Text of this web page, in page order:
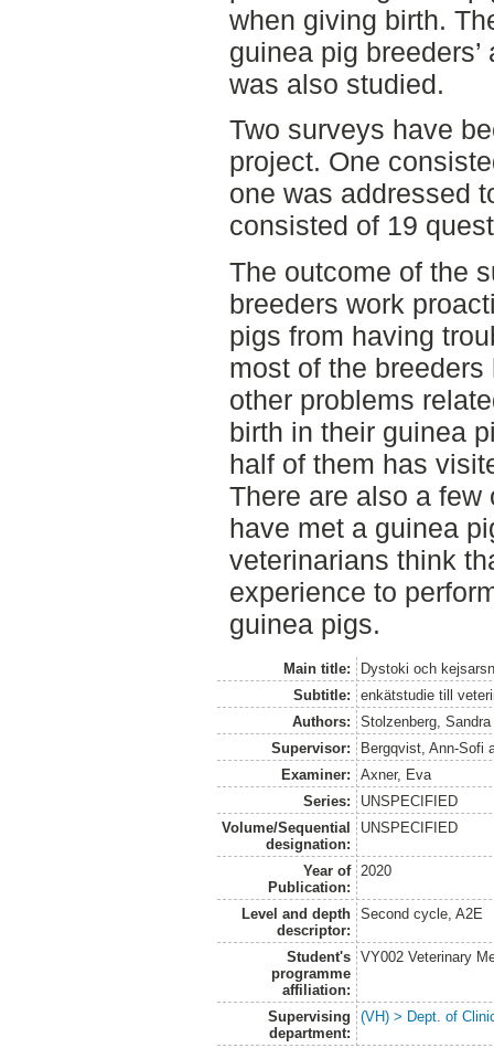
when giving birth.
guinea pig
was also studied.
Two surveys have
project. One
one was addressed
consisted of 19
The outcome of the
breeders work
pigs from having
most of the
other problems
birth in their guinea
half of them has
There are also a few
have met a guinea
veterinarians think
experience to
guinea pigs.
Main title:
Dystoki och
Subtitle:
enkätstudie till
Authors:
Stolzenberg, Sandra
Supervisor:
Bergqvist, Ann-Sofi
Examiner:
Axner, Eva
Series:
UNSPECIFIED
Volume/Sequential
designation:
UNSPECIFIED
Year of
Publication:
2020
Level and depth
descriptor:
Second cycle, A2E
Student's
programme
affiliation:
VY002 Veterinary
Supervising
department:
(VH) > Dept. of